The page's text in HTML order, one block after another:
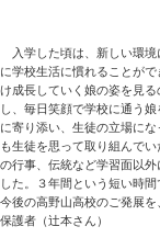
入学した頃は、新しい環境
に学校生活に慣れることが
け成長していく娘の姿を見
し、毎日笑顔で学校に通う
に寄り添い、生徒の立場に
も生徒を思って取り組んで
の行事、伝統など学習面以
した。３年間という短い時
今後の高野山高校のご発展を
保護者（辻本さん）